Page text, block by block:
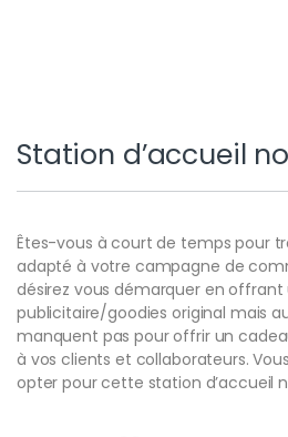
Station d’accueil
Êtes-vous à court de temps pour
adapté à votre campagne de
désirez vous démarquer en offrant
publicitaire/goodies original mais
manquent pas pour offrir un
à vos clients et collaborateurs.
opter pour cette station d’accueil